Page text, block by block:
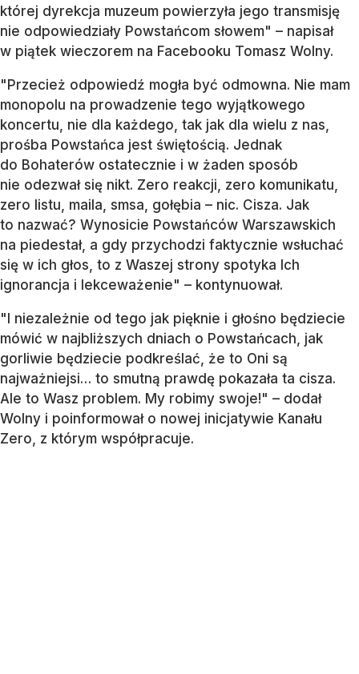
której dyrekcja muzeum powierzyła jego transmisję
nie odpowiedziały Powstańcom słowem" – napisał
w piątek wieczorem na Facebooku Tomasz Wolny.
"Przecież odpowiedź mogła być odmowna. Nie mam
monopolu na prowadzenie tego wyjątkowego
koncertu, nie dla każdego, tak jak dla wielu z nas,
prośba Powstańca jest świętością. Jednak
do Bohaterów ostatecznie i w żaden sposób
nie odezwał się nikt. Zero reakcji, zero komunikatu,
zero listu, maila, smsa, gołębia – nic. Cisza. Jak
to nazwać? Wynosicie Powstańców Warszawskich
na piedestał, a gdy przychodzi faktycznie wsłuchać
się w ich głos, to z Waszej strony spotyka Ich
ignorancja i lekceważenie" – kontynuował.
"I niezależnie od tego jak pięknie i głośno będziecie
mówić w najbliższych dniach o Powstańcach, jak
gorliwie będziecie podkreślać, że to Oni są
najważniejsi… to smutną prawdę pokazała ta cisza.
Ale to Wasz problem. My robimy swoje!" – dodał
Wolny i poinformował o nowej inicjatywie Kanału
Zero, z którym współpracuje.